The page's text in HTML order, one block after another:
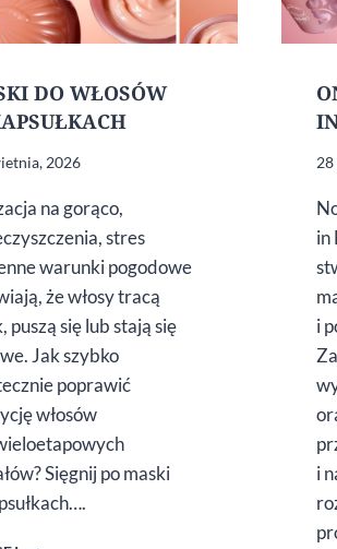
DO WŁOSÓW
2026
na gorąco,
stres
warunki pogodowe
że włosy tracą
puszą się lub stają się
Jak szybko
poprawić
włosów
Sięgnij po maski
MASKI
28
in
i
i